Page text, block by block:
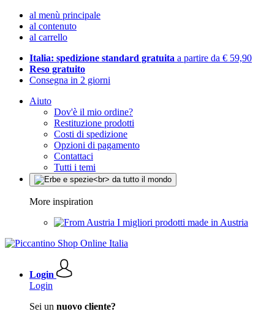
al menù principale
al contenuto
al carrello
Italia: spedizione standard gratuita a partire da € 59,90
Reso gratuito
Consegna in 2 giorni
Aiuto
Dov'è il mio ordine?
Restituzione prodotti
Costi di spedizione
Opzioni di pagamento
Contattaci
Tutti i temi
More inspiration
I migliori prodotti made in Austria
Login
Login
Sei un nuovo cliente?